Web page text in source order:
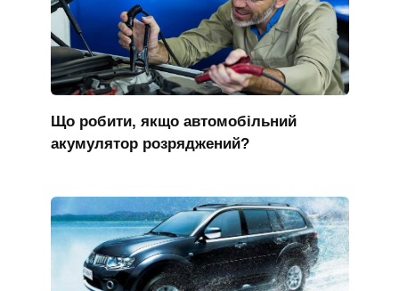
Що робити, якщо автомобільний
акумулятор розряджений?